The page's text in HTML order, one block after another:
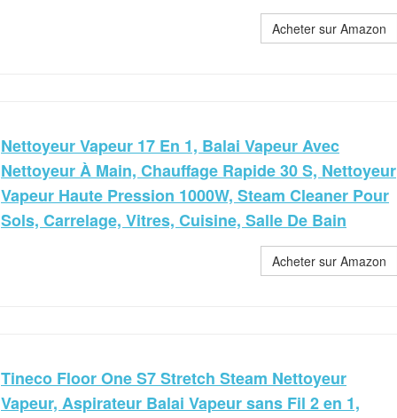
Acheter sur Amazon
Nettoyeur Vapeur 17 En 1, Balai Vapeur Avec
Nettoyeur À Main, Chauffage Rapide 30 S, Nettoyeur
Vapeur Haute Pression 1000W, Steam Cleaner Pour
Sols, Carrelage, Vitres, Cuisine, Salle De Bain
Acheter sur Amazon
Tineco Floor One S7 Stretch Steam Nettoyeur
Vapeur, Aspirateur Balai Vapeur sans Fil 2 en 1,